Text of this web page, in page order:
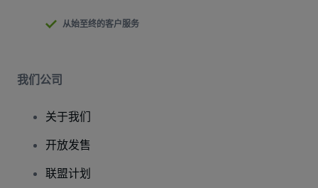
从始至终的客户服务
我们公司
关于我们
开放发售
联盟计划